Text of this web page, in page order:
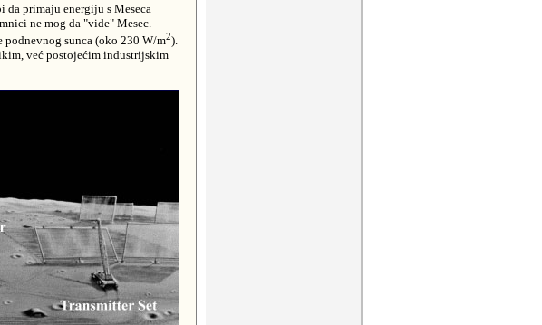
primaju energiju s Meseca
ne mog da "vide" Mesec.
sunca (oko 230 W/m2).
već postojećim industrijskim